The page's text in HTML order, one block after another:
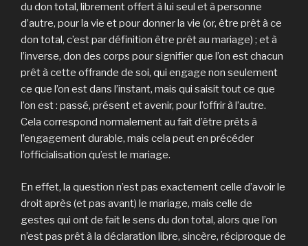
du don total, librement offert à lui seul et à personne
d’autre, pour la vie et pour donner la vie (or, être prêt à ce
don total, c’est par définition être prêt au mariage) ; et à
l’inverse, don des corps pour signifier que l’on est chacun
prêt à cette offrande de soi, qui engage non seulement
ce que l’on est dans l’instant, mais qui saisit tout ce que
l’on est : passé, présent et avenir, pour l’offrir à l’autre.
Cela correspond normalement au fait d’être prêts à
l’engagement durable, mais cela peut en précéder
l’officialisation qu’est le mariage.
En effet, la question n’est pas exactement celle d’avoir le
droit après (et pas avant) le mariage, mais celle de
gestes qui ont de fait le sens du don total, alors que l’on
n’est pas prêt à la déclaration libre, sincère, réciproque de